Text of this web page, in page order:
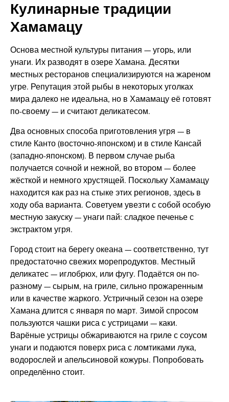
Кулинарные традиции
Хамамацу
Основа местной культуры питания — угорь, или
унаги. Их разводят в озере Хамана. Десятки
местных ресторанов специализируются на жареном
угре. Репутация этой рыбы в некоторых уголках
мира далеко не идеальна, но в Хамамацу её готовят
по-своему — и считают деликатесом.
Два основных способа приготовления угря — в
стиле Канто (восточно-японском) и в стиле Кансай
(западно-японском). В первом случае рыба
получается сочной и нежной, во втором — более
жёсткой и немного хрустящей. Поскольку Хамамацу
находится как раз на стыке этих регионов, здесь в
ходу оба варианта. Советуем увезти с собой особую
местную закуску — унаги пай: сладкое печенье с
экстрактом угря.
Город стоит на берегу океана — соответственно, тут
предостаточно свежих морепродуктов. Местный
деликатес — иглобрюх, или фугу. Подаётся он по-
разному — сырым, на гриле, сильно прожаренным
или в качестве жаркого. Устричный сезон на озере
Хамана длится с января по март. Зимой спросом
пользуются чашки риса с устрицами — каки.
Варёные устрицы обжариваются на гриле с соусом
унаги и подаются поверх риса с ломтиками лука,
водорослей и апельсиновой кожуры. Попробовать
определённо стоит.